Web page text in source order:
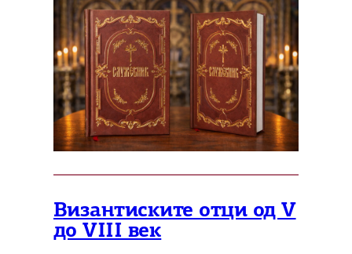
Византиските отци од V
до VIII век